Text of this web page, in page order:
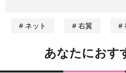
ネット 右翼
あなたにおす